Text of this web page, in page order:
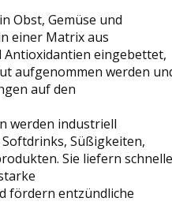
Obst, Gemüse und
einer Matrix aus
eingebettet,
aufgenommen werden
auf den
werden industriell
Süßigkeiten,
Sie liefern schnelle
fördern entzündliche